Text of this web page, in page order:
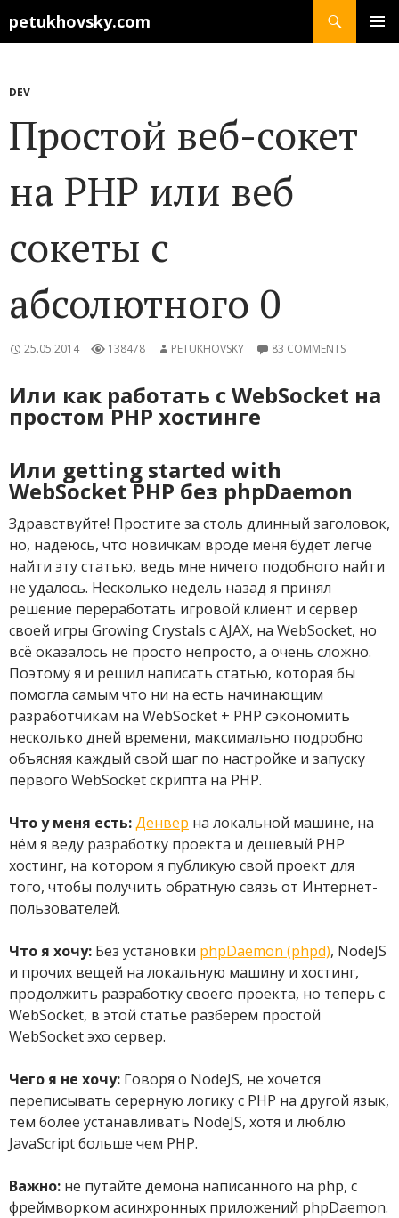
petukhovsky.com
SKIP
DEV
Простой веб-сокет
на PHP или веб
сокеты с
абсолютного 0
25.05.2014 138478 PETUKHOVSKY 83 COMMENTS
Или как работать с WebSocket на
простом PHP хостинге
Или getting started with
WebSocket PHP без phpDaemon
Здравствуйте! Простите за столь длинный заголовок,
но, надеюсь, что новичкам вроде меня будет легче
найти эту статью, ведь мне ничего подобного найти
не удалось. Несколько недель назад я принял
решение переработать игровой клиент и сервер
своей игры Growing Crystals с AJAX, на WebSocket, но
всё оказалось не просто непросто, а очень сложно.
Поэтому я и решил написать статью, которая бы
помогла самым что ни на есть начинающим
разработчикам на WebSocket + PHP сэкономить
несколько дней времени, максимально подробно
объясняя каждый свой шаг по настройке и запуску
первого WebSocket скрипта на PHP.
Что у меня есть:Денвер на локальной машине, на
нём я веду разработку проекта и дешевый PHP
хостинг, на котором я публикую свой проект для
того, чтобы получить обратную связь от Интернет-
пользователей.
Что я хочу: Без установки phpDaemon (phpd), NodeJS
и прочих вещей на локальную машину и хостинг,
продолжить разработку своего проекта, но теперь с
WebSocket, в этой статье разберем простой
WebSocket эхо сервер.
Чего я не хочу: Говоря о NodeJS, не хочется
переписывать серерную логику с PHP на другой язык,
тем более устанавливать NodeJS, хотя и люблю
JavaScript больше чем PHP.
Важно: не путайте демона написанного на php, с
фреймворком асинхронных приложений phpDaemon.